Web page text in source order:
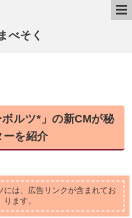
まべそく
ルツ*」の新CMが秘
を紹介
には、広告リンクが含まれてお
ります。